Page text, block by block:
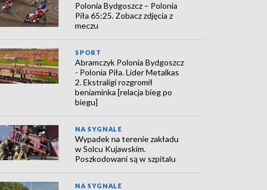
Polonia Bydgoszcz – Polonia
Piła 65:25. Zobacz zdjęcia z
meczu
SPORT
Abramczyk Polonia Bydgoszcz
- Polonia Piła. Lider Metalkas
2. Ekstraligi rozgromił
beniaminka [relacja bieg po
biegu]
NA SYGNALE
Wypadek na terenie zakładu
w Solcu Kujawskim.
Poszkodowani są w szpitalu
NA SYGNALE